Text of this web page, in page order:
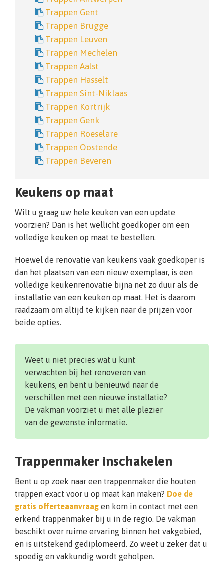
Trappen Gent
Trappen Brugge
Trappen Leuven
Trappen Mechelen
Trappen Aalst
Trappen Hasselt
Trappen Sint-Niklaas
Trappen Kortrijk
Trappen Genk
Trappen Roeselare
Trappen Oostende
Trappen Beveren
Keukens op maat
Wilt u graag uw hele keuken van een update
voorzien? Dan is het wellicht goedkoper om een
volledige keuken op maat te bestellen.
Hoewel de renovatie van keukens vaak goedkoper is
dan het plaatsen van een nieuw exemplaar, is een
volledige keukenrenovatie bijna net zo duur als de
installatie van een keuken op maat. Het is daarom
raadzaam om altijd te kijken naar de prijzen voor
beide opties.
Weet u niet precies wat u kunt
verwachten bij het renoveren van
keukens, en bent u benieuwd naar de
verschillen met een nieuwe installatie?
De vakman voorziet u met alle plezier
van de gewenste informatie.
Trappenmaker inschakelen
Bent u op zoek naar een trappenmaker die houten
trappen exact voor u op maat kan maken? Doe de
gratis offerteaanvraag en kom in contact met een
erkend trappenmaker bij u in de regio. De vakman
beschikt over ruime ervaring binnen het vakgebied,
en is uitstekend gediplomeerd. Zo weet u zeker dat u
spoedig en vakkundig wordt geholpen.